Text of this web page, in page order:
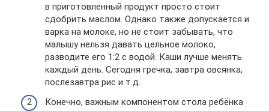
в приготовленный продукт просто стоит
сдобрить маслом. Однако также допускается и
варка на молоке, но не стоит забывать, что
малышу нельзя давать цельное молоко,
разводите его 1:2 с водой. Каши лучше менять
каждый день. Сегодня гречка, завтра овсянка,
послезавтра рис и т.д.
Конечно, важным компонентом стола ребёнка